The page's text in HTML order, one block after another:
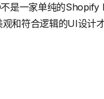
是一家单纯的Shopify
观和符合逻辑的UI设计